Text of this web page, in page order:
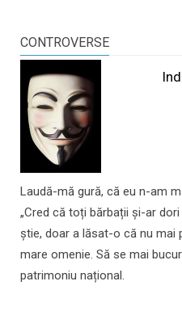
CONTROVERSE
Laudă-mă gură, că eu n-am
„Cred că toți bărbații și-ar
știe, doar a lăsat-o că nu mai
mare omenie. Să se mai
patrimoniu național.